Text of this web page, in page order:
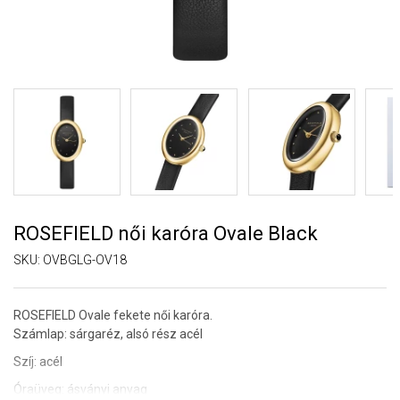
ROSEFIELD női karóra Ovale Black
SKU: OVBGLG-OV18
ROSEFIELD Ovale fekete női karóra.
Számlap: sárgaréz, alsó rész acél
Szíj: acél
Óraüveg: ásványi anyag